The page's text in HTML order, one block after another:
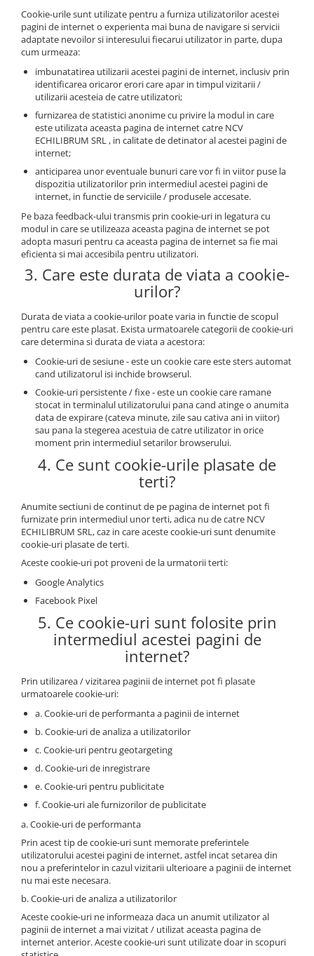
Cookie-urile sunt utilizate pentru a furniza utilizatorilor acestei
pagini de internet o experienta mai buna de navigare si servicii
adaptate nevoilor si interesului fiecarui utilizator in parte, dupa
cum urmeaza:
imbunatatirea utilizarii acestei pagini de internet, inclusiv prin
identificarea oricaror erori care apar in timpul vizitarii /
utilizarii acesteia de catre utilizatori;
furnizarea de statistici anonime cu privire la modul in care
este utilizata aceasta pagina de internet catre NCV
ECHILIBRUM SRL , in calitate de detinator al acestei pagini de
internet;
anticiparea unor eventuale bunuri care vor fi in viitor puse la
dispozitia utilizatorilor prin intermediul acestei pagini de
internet, in functie de serviciile / produsele accesate.
Pe baza feedback-ului transmis prin cookie-uri in legatura cu
modul in care se utilizeaza aceasta pagina de internet se pot
adopta masuri pentru ca aceasta pagina de internet sa fie mai
eficienta si mai accesibila pentru utilizatori.
3. Care este durata de viata a cookie-
urilor?
Durata de viata a cookie-urilor poate varia in functie de scopul
pentru care este plasat. Exista urmatoarele categorii de cookie-uri
care determina si durata de viata a acestora:
Cookie-uri de sesiune - este un cookie care este sters automat
cand utilizatorul isi inchide browserul.
Cookie-uri persistente / fixe - este un cookie care ramane
stocat in terminalul utilizatorului pana cand atinge o anumita
data de expirare (cateva minute, zile sau cativa ani in viitor)
sau pana la stegerea acestuia de catre utilizator in orice
moment prin intermediul setarilor browserului.
4. Ce sunt cookie-urile plasate de
terti?
Anumite sectiuni de continut de pe pagina de internet pot fi
furnizate prin intermediul unor terti, adica nu de catre NCV
ECHILIBRUM SRL, caz in care aceste cookie-uri sunt denumite
cookie-uri plasate de terti.
Aceste cookie-uri pot proveni de la urmatorii terti:
Google Analytics
Facebook Pixel
5. Ce cookie-uri sunt folosite prin
intermediul acestei pagini de
internet?
Prin utilizarea / vizitarea paginii de internet pot fi plasate
urmatoarele cookie-uri:
a. Cookie-uri de performanta a paginii de internet
b. Cookie-uri de analiza a utilizatorilor
c. Cookie-uri pentru geotargeting
d. Cookie-uri de inregistrare
e. Cookie-uri pentru publicitate
f. Cookie-uri ale furnizorilor de publicitate
a. Cookie-uri de performanta
Prin acest tip de cookie-uri sunt memorate preferintele
utilizatorului acestei pagini de internet, astfel incat setarea din
nou a preferintelor in cazul vizitarii ulterioare a paginii de internet
nu mai este necesara.
b. Cookie-uri de analiza a utilizatorilor
Aceste cookie-uri ne informeaza daca un anumit utilizator al
paginii de internet a mai vizitat / utilizat aceasta pagina de
internet anterior. Aceste cookie-uri sunt utilizate doar in scopuri